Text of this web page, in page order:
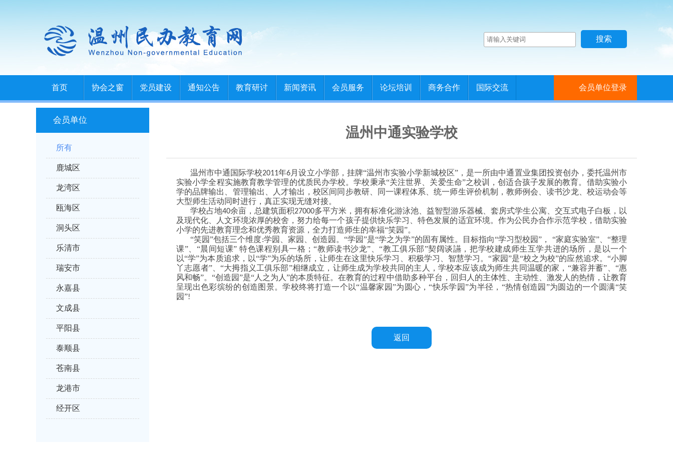
首页 协会之窗 党员建设 通知公告 教育研讨 新闻资讯 会员服务 论坛培训 商务合作 国际交流 会员单位登录
会员单位
所有
鹿城区
龙湾区
瓯海区
洞头区
乐清市
瑞安市
永嘉县
文成县
平阳县
泰顺县
苍南县
龙港市
经开区
温州中通实验学校
温州市中通国际学校2011年6月设立小学部，挂牌“温州市实验小学新城校区”，是一所由中通置业集团投资创办，委托温州市
实验小学全程实施教育教学管理的优质民办学校。学校秉承“关注世界、关爱生命”之校训，创适合孩子发展的教育。借助实验小
学的品牌输出、管理输出、人才输出，校区间同步教研、同一课程体系、统一师生评价机制，教师例会、读书沙龙、校运动会等
大型师生活动同时进行，真正实现无缝对接。
学校占地40余亩，总建筑面积27000多平方米，拥有标准化游泳池、益智型游乐器械、套房式学生公寓、交互式电子白板，以
及现代化、人文环境浓厚的校舍，努力给每一个孩子提供快乐学习、特色发展的适宜环境。作为公民办合作示范学校，借助实验
小学的先进教育理念和优秀教育资源，全力打造师生的幸福“笑园”。
“笑园”包括三个维度:学园、家园、创造园。“学园”是“学之为学”的固有属性。目标指向“学习型校园”，
“家庭实验室”、“整理
课”、“晨间短课” 特色课程别具一格；“教师读书沙龙”、“教工俱乐部”契阔谈讌，把学校建成师生互学共进的场所，是以一个
以“学”为本质追求，以“学”为乐的场所，让师生在这里快乐学习、积极学习、智慧学习。“家园”是“校之为校”的应然追求。“小脚
丫志愿者”、“大拇指义工俱乐部”相继成立，让师生成为学校共同的主人，学校本应该成为师生共同温暖的家，“兼容并蓄”、“惠
风和畅”。“创造园”是“人之为人”的本质特征。在教育的过程中借助多种平台，回归人的主体性、主动性、激发人的热情，让教育
呈现出色彩缤纷的创造图景。学校终将打造一个以“温馨家园”为圆心，“快乐学园”为半径，“热情创造园”为圆边的一个圆满“笑
园”!
返回